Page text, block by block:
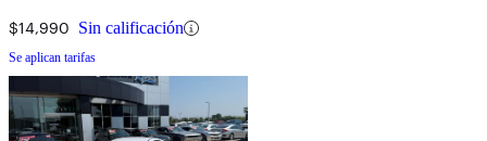
$14,990 Sin calificación
Se aplican tarifas